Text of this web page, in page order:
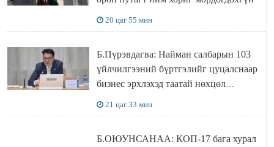
20 цаг 55 мин
Б.Пүрэвдагва: Найман салбарын 103
үйлчилгээний бүртгэлийг цуцалснаар
бизнес эрхлэхэд таатай нөхцөл
21 цаг 33 мин
Б.ОЮУНСАНАА: КОП-17 бага хурал